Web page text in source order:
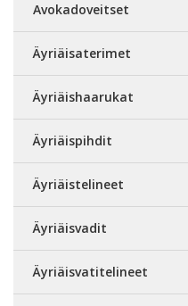
Avokadoveitset
Äyriäisaterimet
Äyriäishaarukat
Äyriäispihdit
Äyriäistelineet
Äyriäisvadit
Äyriäisvatitelineet